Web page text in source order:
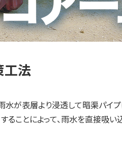
工法
が表層より浸透して暗渠パイプ
ることによって、雨水を直接吸